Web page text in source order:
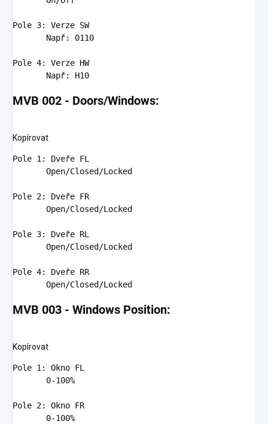
Pole 3: Verze SW
Např: 0110
Pole 4: Verze HW
Nap
MVB 002 - Doors/Windows:
Kopírovat
Pole 1: Dveře FL
Open/Closed /Locked
Pole 2: Dveře FR
Open/Closed /Locked
Pole 3: Dveře RL
Open/Closed /Locked
Pole 4: Dveře RR
Open/Closed /Locked
MVB 003 - Windows Position:
Kopírovat
Pole 1 : Okno FL
0-100%
Pole 2: Okno FR
0-100%